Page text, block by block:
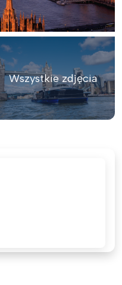
Wszystkie zdjęcia